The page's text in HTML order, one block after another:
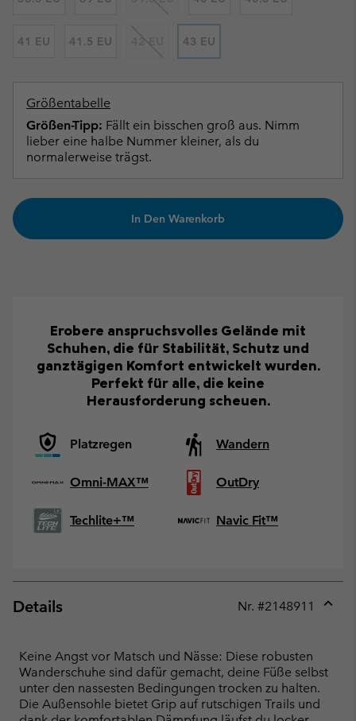
41 EU 41.5 EU 42 EU 43 EU
Größentabelle
Größen-Tipp: Fällt ein bisschen groß aus. Nimm
lieber eine halbe Nummer kleiner, als du
normalerweise trägst.
In Den Warenkorb
Erobere anspruchsvolles Gelände mit
Schuhen, die für Stabilität, Schutz und
ganztägigen Komfort entwickelt wurden.
Perfekt für alle, die keine
Herausforderung scheuen.
Platzregen Wandern
Omni-MAX™ OutDry
Techlite+™ Navic Fit™
Details Nr. #2148911
Keine Angst vor Matsch und Nässe: Diese robusten
Wanderschuhe sind dafür gemacht, deine Füße selbst
unter den nassesten Bedingungen trocken zu halten.
Die Außensohle bietet Grip auf rutschigen Trails und